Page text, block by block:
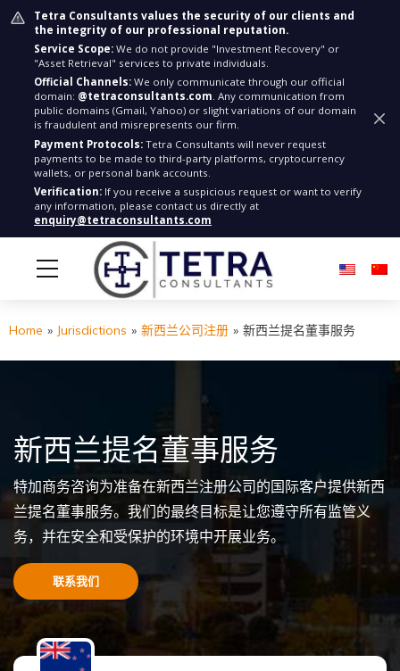
Tetra Consultants values the security of our clients and
the integrity of our professional reputation.
Service Scope: We do not provide "Investment Recovery" or
"Asset Retrieval" services to private individuals.
Official Channels: We only communicate through our official
domain: @tetraconsultants.com. Any communication from
public domains (Gmail, Yahoo) or slight variations of our domain
is fraudulent and misrepresents our firm.
Payment Protocols: Tetra Consultants will never request
payments to be made to third-party platforms, cryptocurrency
wallets, or personal bank accounts.
Verification: If you receive a suspicious request or want to verify
any information, please contact us directly at
enquiry@tetraconsultants.com
Home » Jurisdictions » 新西兰公司注册 » 新西兰提名董事服务
新西兰提名董事服务
特加商务咨询为准备在新西兰注册公司的国际客户提供新西
兰提名董事服务。我们的最终目标是让您遵守所有监管义
务，并在安全和受保护的环境中开展业务。
联系我们